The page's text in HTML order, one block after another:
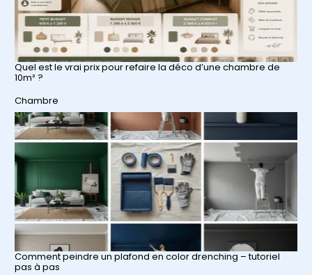
Quel est le vrai prix pour refaire la déco d’une chambre de
10m² ?
Par rapport à
Chambre
Comment peindre un plafond en color drenching – tutoriel
pas à pas